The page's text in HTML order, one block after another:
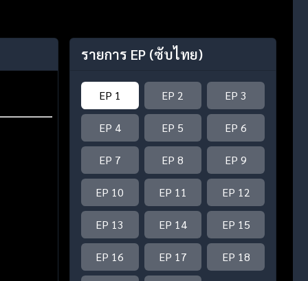
รายการ EP (ซับไทย)
EP 1 EP 2 EP 3
EP 4 EP 5 EP 6
EP 7 EP 8 EP 9
EP 10 EP 11 EP 12
EP 13 EP 14 EP 15
EP 16 EP 17 EP 18